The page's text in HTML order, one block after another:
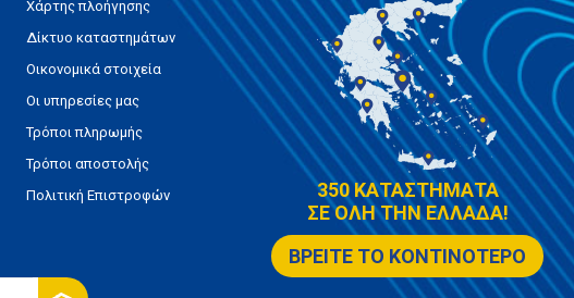
Χάρτης πλοήγησης
Δίκτυο καταστημάτων
Οικονομικά στοιχεία
Οι υπηρεσίες μας
Τρόποι πληρωμής
Τρόποι αποστολής
Πολιτική Επιστροφών
350 ΚΑΤΑΣΤΗΜΑΤΑ
ΣΕ ΟΛΗ ΤΗΝ ΕΛΛΑΔΑ!
ΒΡΕΙΤΕ ΤΟ ΚΟΝΤΙΝΟΤΕΡΟ